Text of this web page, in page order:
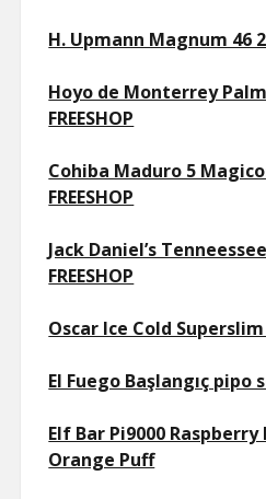
H. Upmann Magnum 46
Hoyo de Monterrey
FREESHOP
Cohiba Maduro 5
FREESHOP
Jack Daniel’s
FREESHOP
Oscar Ice Cold
El Fuego Başlangıç pipo
Elf Bar Pi9000
Orange Puff